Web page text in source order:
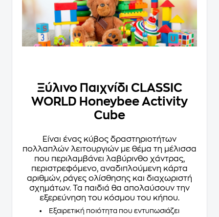
Ξύλινο Παιχνίδι CLASSIC
WORLD Honeybee Activity
Cube
Είναι ένας κύβος δραστηριοτήτων
πολλαπλών λειτουργιών με θέμα τη μέλισσα
που περιλαμβάνει λαβύρινθο χάντρας,
περιστρεφόμενο, αναδιπλούμενη κάρτα
αριθμών, ράγες ολίσθησης και διαχωριστή
σχημάτων. Τα παιδιά θα απολαύσουν την
εξερεύνηση του κόσμου του κήπου.
Εξαιρετική ποιότητα που εντυπωσιάζει